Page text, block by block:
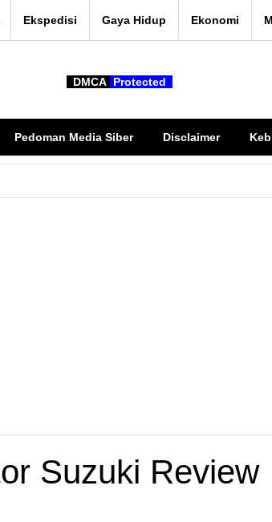
Ekspedisi Gaya Hidup Ekonomi
DMCA Protected
Pedoman Media Siber Disclaimer
Suzuki Review